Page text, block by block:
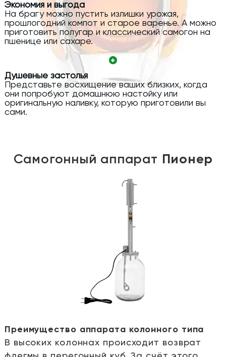
Экономия и выгода
На брагу можно пустить излишки урожая,
прошлогодний компот и старое варенье. А можно
приготовить полугар и классический самогон на
пшенице или сахаре.
Душевные застолья
Представьте восхищение ваших близких, когда
они попробуют домашнюю настойку или
оригинальную наливку, которую приготовили вы
сами.
Самогонный аппарат Пионер
Преимущество аппарата колонного типа
В высоких колоннах происходит возврат